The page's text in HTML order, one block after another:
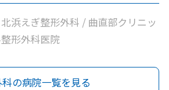
浜えぎ整形外科 / 曲直部クリニッ
形外科医院
の病院一覧を見る